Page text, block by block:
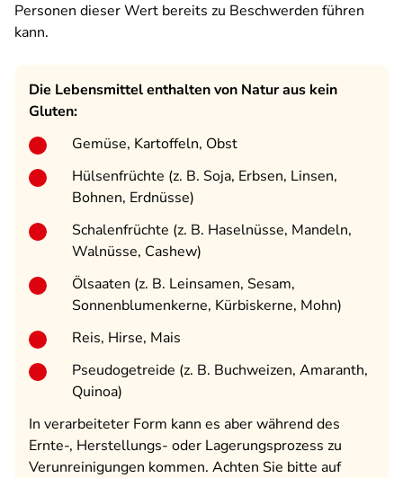
Personen dieser Wert bereits zu Beschwerden führen
kann.
Die Lebensmittel enthalten von Natur aus kein
Gluten:
Gemüse, Kartoffeln, Obst
Hülsenfrüchte (z. B. Soja, Erbsen, Linsen,
Bohnen, Erdnüsse)
Schalenfrüchte (z. B. Haselnüsse, Mandeln,
Walnüsse, Cashew)
Ölsaaten (z. B. Leinsamen, Sesam,
Sonnenblumenkerne, Kürbiskerne, Mohn)
Reis, Hirse, Mais
Pseudogetreide (z. B. Buchweizen, Amaranth,
Quinoa)
In verarbeiteter Form kann es aber während des
Ernte-, Herstellungs- oder Lagerungsprozess zu
Verunreinigungen kommen. Achten Sie bitte auf